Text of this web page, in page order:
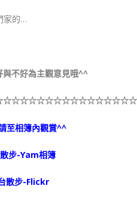
家的…
不好為主觀意見哦^^
☆☆☆☆☆☆☆☆☆☆☆☆☆☆☆
至相簿內觀賞^^
步-Yam相簿
散步-Flickr